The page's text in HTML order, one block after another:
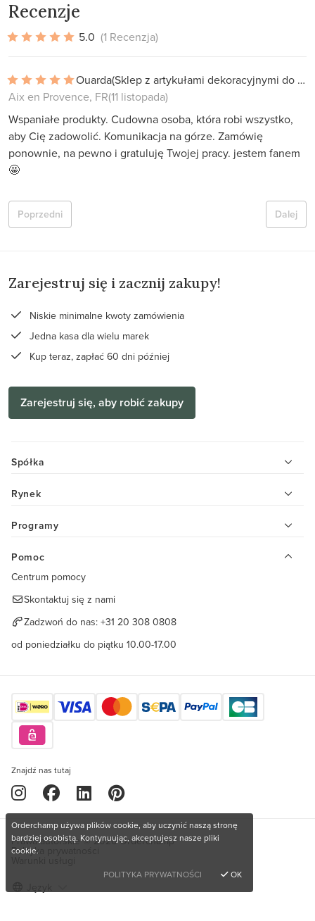
Recenzje
5.0 (1 Recenzja)
Ouarda
(Sklep z artykułami dekoracyjnymi do domu)
Aix en Provence, FR(11 listopada)
Wspaniałe produkty. Cudowna osoba, która robi wszystko,
aby Cię zadowolić. Komunikacja na górze. Zamówię
ponownie, na pewno i gratuluję Twojej pracy. jestem fanem
🤩
Dalej
Poprzedni
Zarejestruj się i zacznij zakupy!
Niskie minimalne kwoty zamówienia
Jedna kasa dla wielu marek
Kup teraz, zapłać 60 dni później
Zarejestruj się, aby robić zakupy
Spółka
Rynek
Programy
Pomoc
Centrum pomocy
Skontaktuj się z nami
Zadzwoń do nas: +31 20 308 0808
od poniedziałku do piątku 10.00-17.00
Znajdź nas tutaj
Prawa autorskie © 2026 Orderchamp
Polityka prywatności
Orderchamp używa plików cookie, aby uczynić naszą stronę
bardziej osobistą. Kontynuując, akceptujesz nasze pliki
cookie.
POLITYKA PRYWATNOŚCI
OK